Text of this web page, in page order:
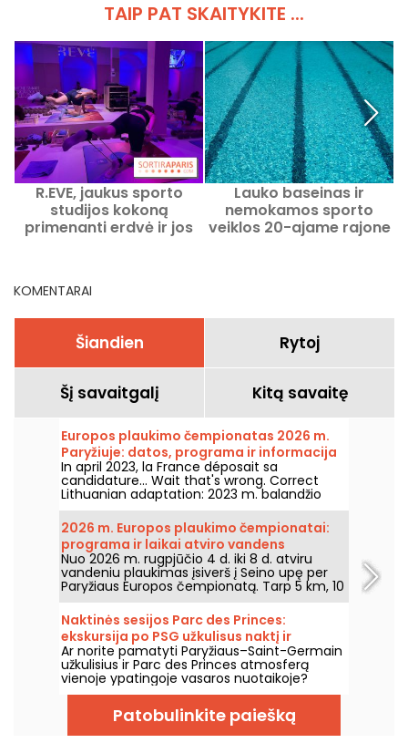
TAIP PAT SKAITYKITE ...
R.EVE, jaukus sporto
studijos kokoną
primenanti erdvė ir jos
Lauko baseinas ir
nemokamos sporto
veiklos 20-ajame rajone
KOMENTARAI
Šiandien Rytoj
Šį savaitgalį Kitą savaitę
Europos plaukimo čempionatas 2026 m.
Paryžiuje: datos, programa ir informacija
apie varžybas
In april 2023, la France déposait sa
candidature... Wait that's wrong. Correct
Lithuanian adaptation: 2023 m. balandžio
mėn. Prancūzija pateikė paraišką priimti
2026 m. Europos plaukimo čempionatą.
Liepos 31 d.–rugpjūčio 16 d. Olimpinis
plaukimo centras kviečia jus palaikyti mūsų
plaukikus. Štai visos žinios apie varžybas ir
rungtis!
2026 m. Europos plaukimo čempionatai:
programa ir laikai atviro vandens
plaukimo rungtims
Nuo 2026 m. rugpjūčio 4 d. iki 8 d. atviru
vandeniu plaukimas įsiverš į Seino upę per
Paryžiaus Europos čempionatą. Tarp 5 km, 10
km ir mišrios estafetės geriausieji vandens
maratonininkai varžysis mitiniame gamtos
fone.
Naktinės sesijos Parc des Princes:
ekskursija po PSG užkulisus naktį ir
šventiška lauko tavernėlė su DJ setais
Ar norite pamatyti Paryžiaus–Saint-Germain
užkulisius ir Parc des Princes atmosferą
vienoje ypatingoje vasaros nuotaikoje?
Pasinaudokite naktinėmis sesijomis ir patekti
į stadioną naktį bei mėgautis daugybe
šventinių pramogų. Štai šios vasaros 2026
metų programa!
Patobulinkite paiešką